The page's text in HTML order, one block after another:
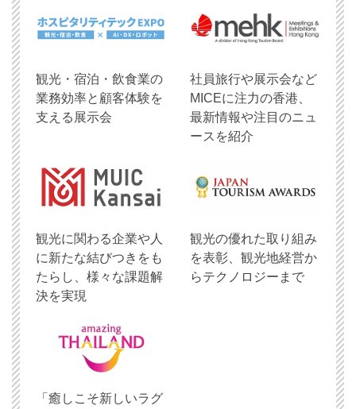
観光・宿泊・飲食業の
業務効率と顧客体験を
支える展示会
社員旅行や展示会など
MICEに注力の香港、
最新情報や注目のニュ
ースを紹介
観光に関わる企業や人
に新たな結びつきをも
たらし、様々な課題解
決を実現
観光の優れた取り組み
を表彰、観光地経営か
らテクノロジーまで
「癒しこそ新しいラグ